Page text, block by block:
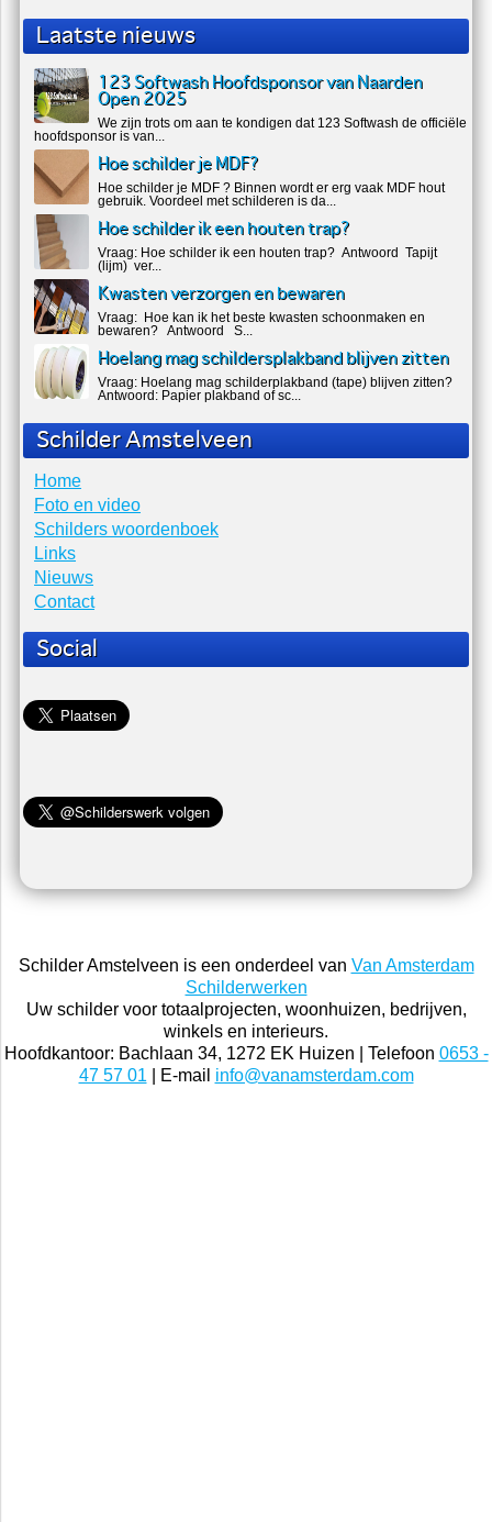
Aarzel niet en vraag geheel vrijblijvend eenofferteaan!
Laatste nieuws
123 Softwash Hoofdsponsor van Naarden
Open 2025
We zijn trots om aan te kondigen dat 123 Softwash de officiële
hoofdsponsor is van...
Hoe schilder je MDF?
Hoe schilder je MDF ? Binnen wordt er erg vaak MDF hout
gebruik. Voordeel met schilderen is da...
Hoe schilder ik een houten trap?
Vraag: Hoe schilder ik een houten trap? Antwoord Tapijt
(lijm) ver...
Kwasten verzorgen en bewaren
Vraag: Hoe kan ik het beste kwasten schoonmaken en
bewaren? Antwoord S...
Vraag: Hoelang mag schilderplakband (tape) blijven zitten?
Antwoord: Papier plakband of sc...
Schilder Amstelveen
Home
Foto en video
Schilders woordenboek
Links
Nieuws
Contact
Social
Schilder Amstelveen is een onderdeel van
Van Amsterdam
Schilderwerken
Uw schilder voor totaalprojecten, woonhuizen, bedrijven,
winkels en interieurs.